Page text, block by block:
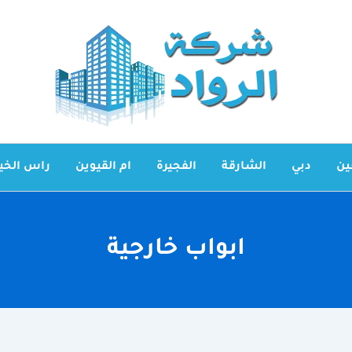
دبي الشارقة الفجيرة ام القيوين راس
ابواب خارجية